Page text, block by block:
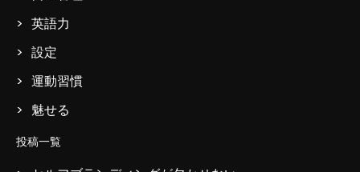
英語力
設定
運動習慣
魅せる
投稿一覧